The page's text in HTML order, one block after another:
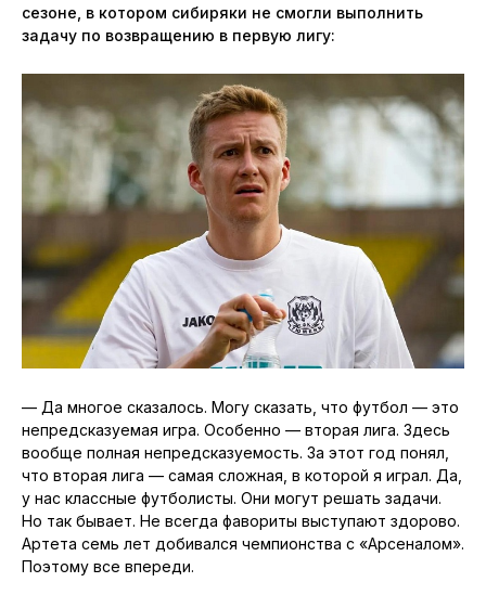
сезоне, в котором сибиряки не смогли выполнить
задачу по возвращению в первую лигу:
— Да многое сказалось. Могу сказать, что футбол — это
непредсказуемая игра. Особенно — вторая лига. Здесь
вообще полная непредсказуемость. За этот год понял,
что вторая лига — самая сложная, в которой я играл. Да,
у нас классные футболисты. Они могут решать задачи.
Но так бывает. Не всегда фавориты выступают здорово.
Артета семь лет добивался чемпионства с «Арсеналом».
Поэтому все впереди.